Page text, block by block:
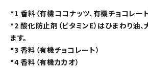
*1 香料（有機ココナッツ、有機チョコレート
*2 酸化防止剤（ビタミンE）はひまわり油
ます。
*3 香料（有機チョコレート）
*4 香料（有機カカオ）